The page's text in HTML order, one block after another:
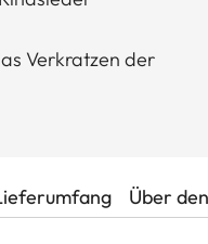
Verkratzen der
Über